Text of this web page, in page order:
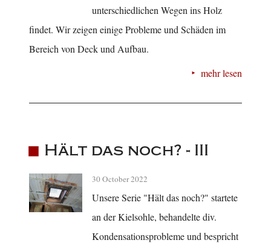
unterschiedlichen Wegen ins Holz
findet. Wir zeigen einige Probleme und Schäden im
Bereich von Deck und Aufbau.
mehr lesen
Hält das noch? - III
30 October 2022
Unsere Serie "Hält das noch?" startete
an der Kielsohle, behandelte div.
Kondensationsprobleme und bespricht